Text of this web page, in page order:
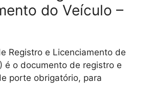
do Veículo –
Registro e Licenciamento de
é o documento de registro e
porte obrigatório, para